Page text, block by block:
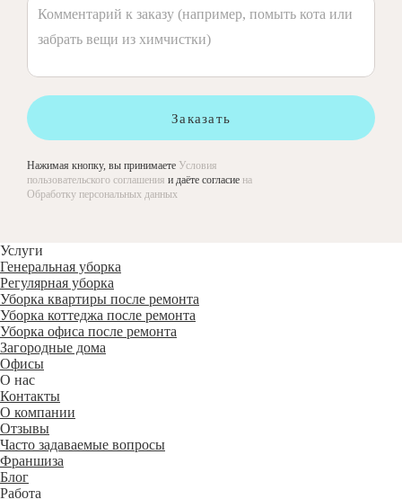
Заказать
Нажимая кнопку, вы принимаете Условия
пользовательского соглашения и даёте согласие на
Обработку персональных данных
Услуги
Генеральная уборка
Регулярная уборка
Уборка квартиры после ремонта
Уборка коттеджа после ремонта
Уборка офиса после ремонта
Загородные дома
Офисы
О нас
Контакты
О компании
Отзывы
Часто задаваемые вопросы
Франшиза
Блог
Работа